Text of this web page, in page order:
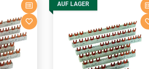
AUF LAGER